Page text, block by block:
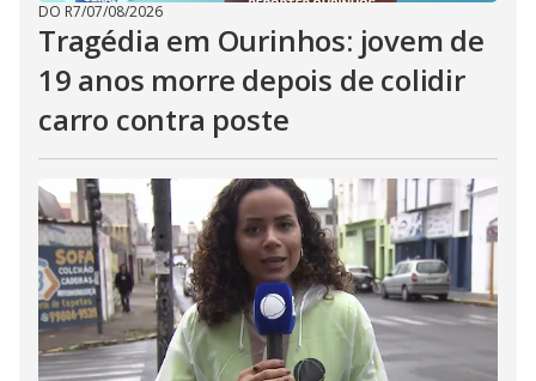
DO R7/07/08/2026
Tragédia em Ourinhos: jovem de
19 anos morre depois de colidir
carro contra poste